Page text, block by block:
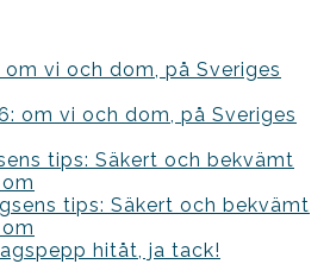
vi och dom, på Sveriges
om vi och dom, på Sveriges
tips: Säkert och bekvämt
tips: Säkert och bekvämt
hitåt, ja tack!